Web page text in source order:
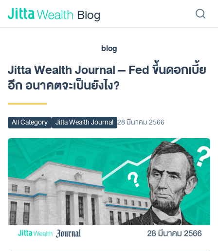
Skip to content - ข้ามไปที่เนื้อหา
Blog
ลงทุนอัตโนมัติ
blog
Jitta Wealth Journal – Fed ขึ้นดอกเบี้ย
อีก อนาคตจะเป็นยังไง?
All Category Jitta Wealth Journal 28 มีนาคม 2566